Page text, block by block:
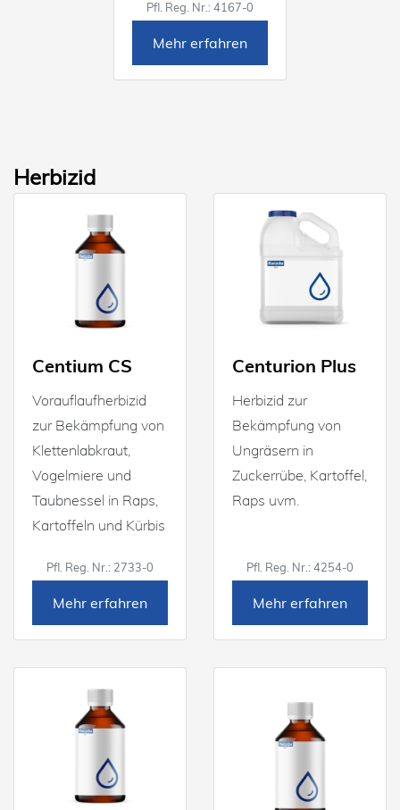
Pfl. Reg. Nr.: 4167-0
Mehr erfahren
Herbizid
Centium CS
Vorauflaufherbizid
zur Bekämpfung von
Klettenlabkraut,
Vogelmiere und
Taubnessel in Raps,
Kartoffeln und Kürbis
Pfl. Reg. Nr.: 2733-0
Mehr erfahren
Centurion Plus
Herbizid zur
Bekämpfung von
Ungräsern in
Zuckerrübe, Kartoffel,
Raps uvm.
Pfl. Reg. Nr.: 4254-0
Mehr erfahren